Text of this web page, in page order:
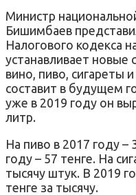
Министр
Бишимбаев
Налогового кодекса
устанавливает новые
вино, пиво, сигареты
составит в будущем
уже в 2019 году он
литр.
На пиво в 2017 году –
году – 57 тенге. На
тысячу штук. В 2019
тенге за тысячу.